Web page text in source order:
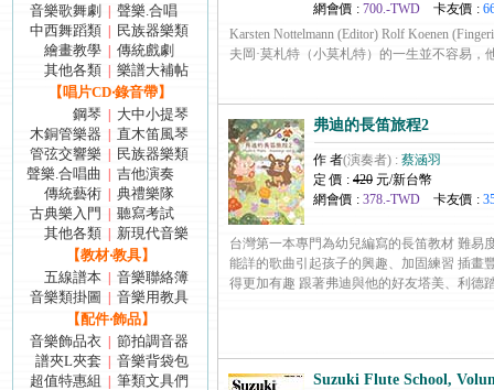
音樂歌舞劇
聲樂.合唱
中西舞蹈類
民族器樂類
繪畫教學
傳統戲劇
其他各類
樂譜大補帖
【唱片CD‧錄音帶】
鋼琴
大中小提琴
木銅管樂器
直木笛風琴
管弦交響樂
民族器樂類
聲樂.合唱曲
吉他演奏
傳統藝術
典禮樂隊
古典樂入門
聽寫考試
其他各類
新現代音樂
【教材‧教具】
五線譜本
音樂聯絡簿
音樂類掛圖
音樂用教具
【配件‧飾品】
音樂飾品衣
節拍調音器
譜夾L夾套
音樂背袋包
超值特惠組
筆類文具們
網會價 : 700.-TWD 卡友價 :
Karsten Nottelmann (Editor) Rolf Koenen
夫岡·莫札特（小莫札特）的一生並不容易，
弗迪的長笛旅程2
作 者(演奏者) : 蔡涵羽
定 價 : 420 元/新台幣
網會價 : 378.-TWD 卡友價 :
台灣第一本專門為幼兒編寫的長笛教材 難易
能詳的歌曲引起孩子的興趣、加固練習 插畫
得更加有趣 跟著弗迪與他的好友塔美、利德
Suzuki Flute School,